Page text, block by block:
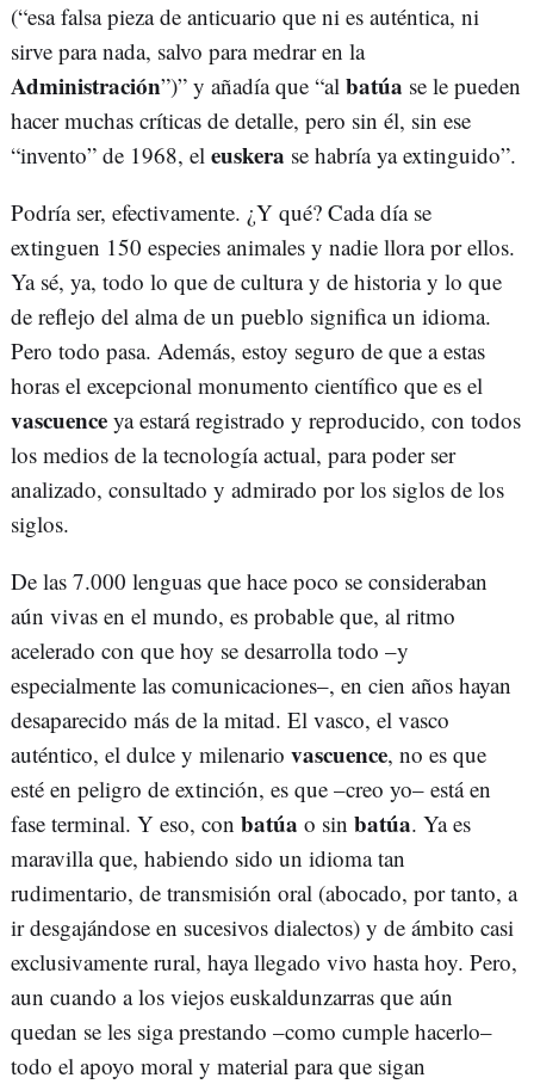
(“esa falsa pieza de anticuario que ni es auténtica, ni
sirve para nada, salvo para medrar en la
Administración”)” y añadía que “al batúa se le pueden
hacer muchas críticas de detalle, pero sin él, sin ese
“invento” de 1968, el euskera se habría ya extinguido”.
Podría ser, efectivamente. ¿Y qué? Cada día se
extinguen 150 especies animales y nadie llora por ellos.
Ya sé, ya, todo lo que de cultura y de historia y lo que
de reflejo del alma de un pueblo significa un idioma.
Pero todo pasa. Además, estoy seguro de que a estas
horas el excepcional monumento científico que es el
vascuence ya estará registrado y reproducido, con todos
los medios de la tecnología actual, para poder ser
analizado, consultado y admirado por los siglos de los
siglos.
De las 7.000 lenguas que hace poco se consideraban
aún vivas en el mundo, es probable que, al ritmo
acelerado con que hoy se desarrolla todo –y
especialmente las comunicaciones–, en cien años hayan
desaparecido más de la mitad. El vasco, el vasco
auténtico, el dulce y milenario vascuence, no es que
esté en peligro de extinción, es que –creo yo– está en
fase terminal. Y eso, con batúa o sin batúa. Ya es
maravilla que, habiendo sido un idioma tan
rudimentario, de transmisión oral (abocado, por tanto, a
ir desgajándose en sucesivos dialectos) y de ámbito casi
exclusivamente rural, haya llegado vivo hasta hoy. Pero,
aun cuando a los viejos euskaldunzarras que aún
quedan se les siga prestando –como cumple hacerlo–
todo el apoyo moral y material para que sigan